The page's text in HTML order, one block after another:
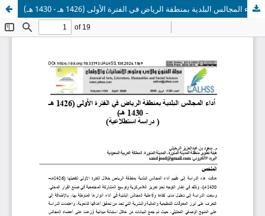
أداء المجالس البلدية بمنطقة الرياض في الفترة الأولى (1426 هـ - 1430 هـ)